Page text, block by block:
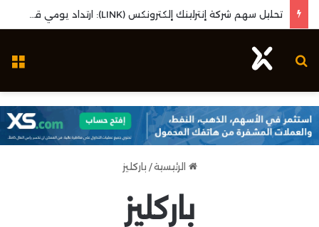
بحث عن
الرئيسية / باركليز
باركليز